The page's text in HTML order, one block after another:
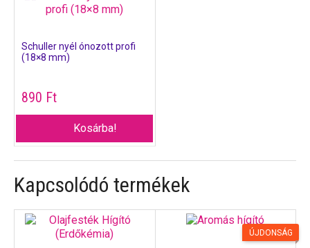
Schuller nyél ónozott profi
(18×8 mm)
890 Ft
Kosárba!
Kapcsolódó termékek
ÚJDONSÁG